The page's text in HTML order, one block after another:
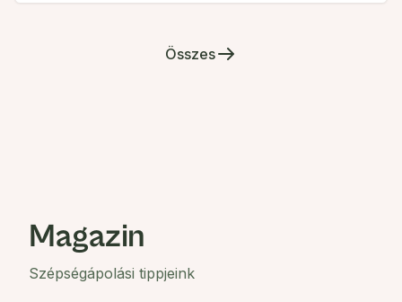
Összes
Magazin
Szépségápolási tippjeink